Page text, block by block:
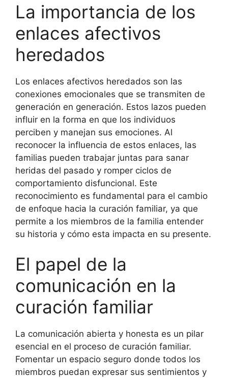
La importancia de los
enlaces afectivos
heredados
Los enlaces afectivos heredados son las
conexiones emocionales que se transmiten de
generación en generación. Estos lazos pueden
influir en la forma en que los individuos
perciben y manejan sus emociones. Al
reconocer la influencia de estos enlaces, las
familias pueden trabajar juntas para sanar
heridas del pasado y romper ciclos de
comportamiento disfuncional. Este
reconocimiento es fundamental para el cambio
de enfoque hacia la curación familiar, ya que
permite a los miembros de la familia entender
su historia y cómo esta impacta en su presente.
El papel de la
comunicación en la
curación familiar
La comunicación abierta y honesta es un pilar
esencial en el proceso de curación familiar.
Fomentar un espacio seguro donde todos los
miembros puedan expresar sus sentimientos y